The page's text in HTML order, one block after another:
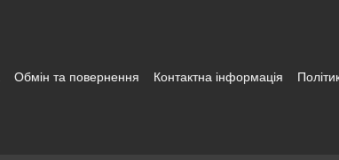
Обмін та повернення Контактна інформація